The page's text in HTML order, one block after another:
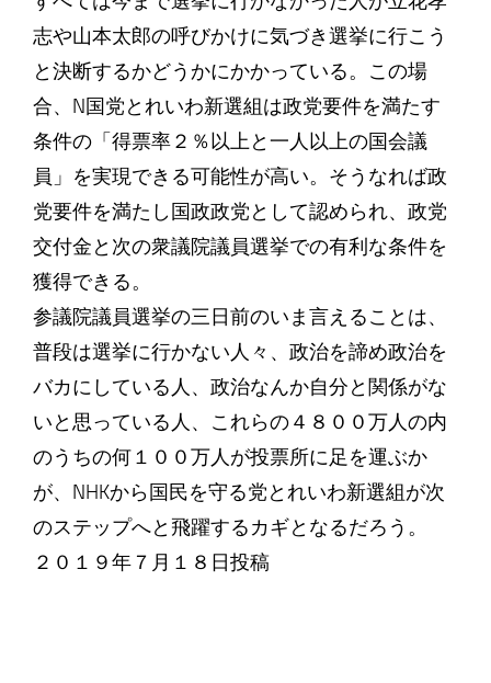
志や山本太郎の呼びかけに気づき選挙に行こう
と決断するかどうかにかかっている。この場
合、N国党とれいわ新選組は政党要件を満たす
条件の「得票率２％以上と一人以上の国会議
員」を実現できる可能性が高い。そうなれば政
党要件を満たし国政政党として認められ、政党
交付金と次の衆議院議員選挙での有利な条件を
獲得できる。
参議院議員選挙の三日前のいま言えることは、
普段は選挙に行かない人々、政治を諦め政治を
バカにしている人、政治なんか自分と関係がな
いと思っている人、これらの４８００万人の内
のうちの何１００万人が投票所に足を運ぶか
が、NHKから国民を守る党とれいわ新選組が次
のステップへと飛躍するカギとなるだろう。
２０１９年７月１８日投稿